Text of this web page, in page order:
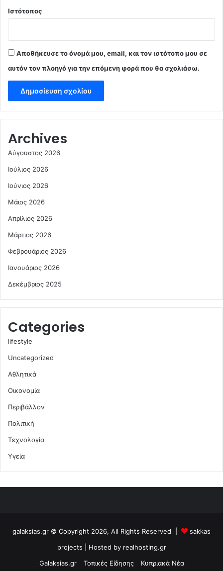
Ιστότοπος
Αποθήκευσε το όνομά μου, email, και τον ιστότοπο μου σε
αυτόν τον πλοηγό για την επόμενη φορά που θα σχολιάσω.
Archives
Αύγουστος 2026
Ιούλιος 2026
Ιούνιος 2026
Μάιος 2026
Απρίλιος 2026
Μάρτιος 2026
Φεβρουάριος 2026
Ιανουάριος 2026
Δεκέμβριος 2025
Categories
lifestyle
Uncategorized
Αθλητικά
Οικονομία
Περιβάλλον
Πολιτική
Τεχνολογία
Υγεία
galaksias.gr © Copyright 2026, All Rights Reserved |
sakkas
projects | Hosted by realhosting.gr
Galaksias.gr
Τοπικές Είδησης Κυπριακά Νέα